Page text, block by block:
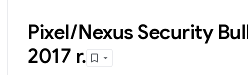
Pixel/Nexus Security
2017 r.